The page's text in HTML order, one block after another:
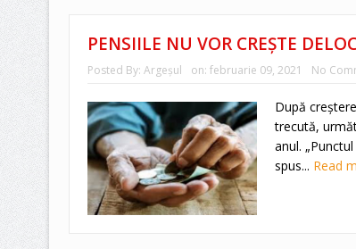
PENSIILE NU VOR CREȘTE
Posted By: Argeşul on: februarie 09, 2021 No
După
trecută,
anul.
spus... Read